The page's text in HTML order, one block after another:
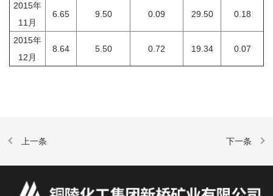
2015年
11月
6.65 9.50 0.09 29.50 0.18
2015年
12月
8.64 5.50 0.72 19.34 0.07